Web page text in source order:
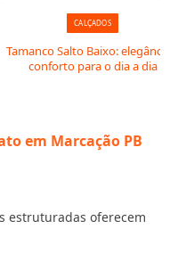
CALÇADOS
Tamanco Salto Baixo: elegância
conforto para o dia a dia
em Marcação PB
estruturadas oferecem